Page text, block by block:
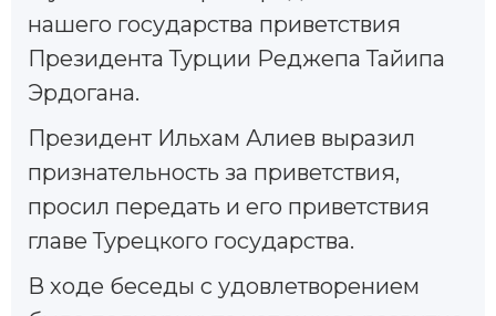
нашего государства приветствия
Президента Турции Реджепа Тайипа
Эрдогана.
Президент Ильхам Алиев выразил
признательность за приветствия,
просил передать и его приветствия
главе Турецкого государства.
В ходе беседы с удовлетворением